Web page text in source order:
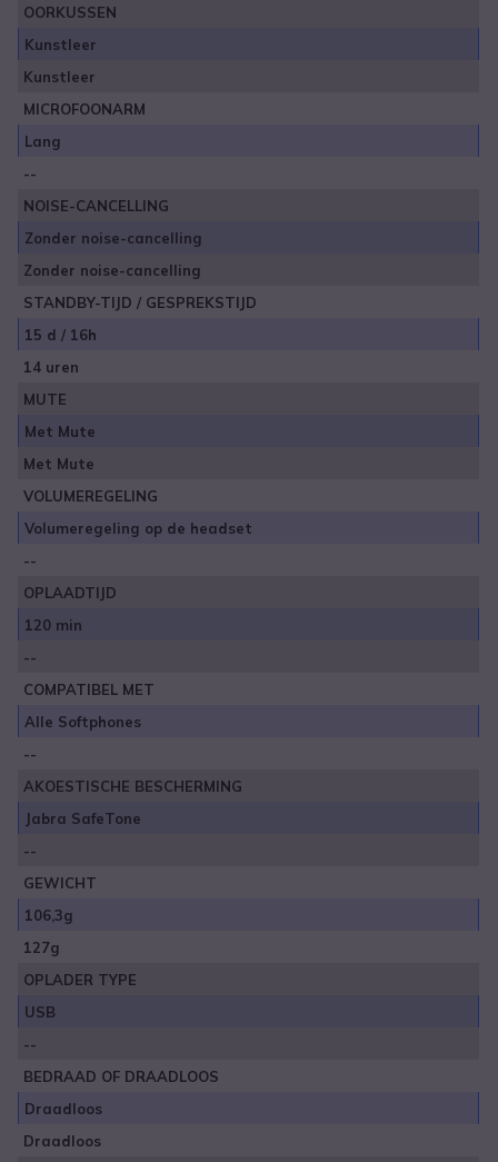
OORKUSSEN
Kunstleer
Kunstleer
MICROFOONARM
Lang
--
NOISE-CANCELLING
Zonder noise-cancelling
Zonder noise-cancelling
STANDBY-TIJD / GESPREKSTIJD
15 d / 16h
14 uren
MUTE
Met Mute
Met Mute
VOLUMEREGELING
Volumeregeling op de headset
--
OPLAADTIJD
120 min
--
COMPATIBEL MET
Alle Softphones
--
AKOESTISCHE BESCHERMING
Jabra SafeTone
--
GEWICHT
106,3g
127g
OPLADER TYPE
USB
--
BEDRAAD OF DRAADLOOS
Draadloos
Draadloos